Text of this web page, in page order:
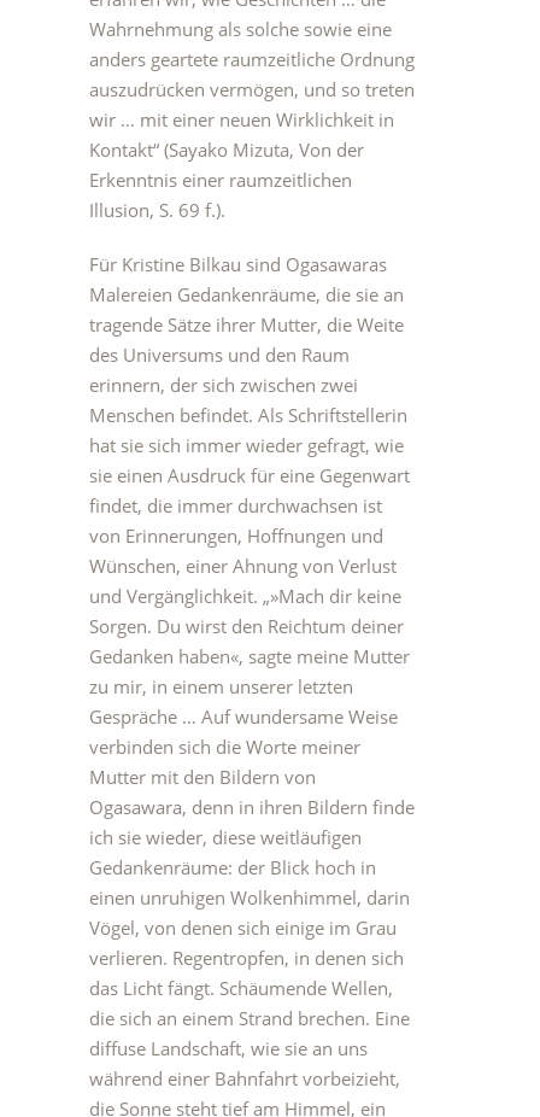
Wahrnehmung als solche sowie eine
anders geartete raumzeitliche Ordnung
auszudrücken vermögen, und so treten
wir … mit einer neuen Wirklichkeit in
Kontakt“ (Sayako Mizuta, Von der
Erkenntnis einer raumzeitlichen
Illusion, S. 69 f.).
Für Kristine Bilkau sind Ogasawaras
Malereien Gedankenräume, die sie an
tragende Sätze ihrer Mutter, die Weite
des Universums und den Raum
erinnern, der sich zwischen zwei
Menschen befindet. Als Schriftstellerin
hat sie sich immer wieder gefragt, wie
sie einen Ausdruck für eine Gegenwart
findet, die immer durchwachsen ist
von Erinnerungen, Hoffnungen und
Wünschen, einer Ahnung von Verlust
und Vergänglichkeit. „»Mach dir keine
Sorgen. Du wirst den Reichtum deiner
Gedanken haben«, sagte meine Mutter
zu mir, in einem unserer letzten
Gespräche … Auf wundersame Weise
verbinden sich die Worte meiner
Mutter mit den Bildern von
Ogasawara, denn in ihren Bildern finde
ich sie wieder, diese weitläufigen
Gedankenräume: der Blick hoch in
einen unruhigen Wolkenhimmel, darin
Vögel, von denen sich einige im Grau
verlieren. Regentropfen, in denen sich
das Licht fängt. Schäumende Wellen,
die sich an einem Strand brechen. Eine
diffuse Landschaft, wie sie an uns
während einer Bahnfahrt vorbeizieht,
die Sonne steht tief am Himmel, ein